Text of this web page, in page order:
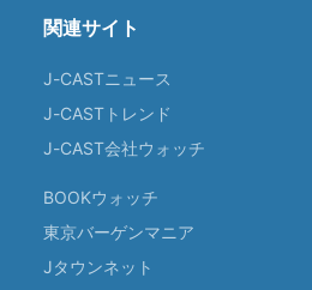
関連サイト
J-CASTニュース
J-CASTトレンド
J-CAST会社ウォッチ
BOOKウォッチ
東京バーゲンマニア
Jタウンネット